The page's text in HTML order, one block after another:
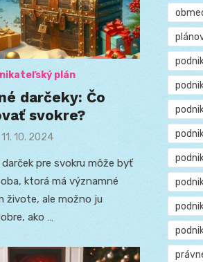
plán
darčeky: Čo
svokre?
Posted
11. 10. 2024
pre svokru môže byť
ktorá má významné
živote, ale možno ju
ako …